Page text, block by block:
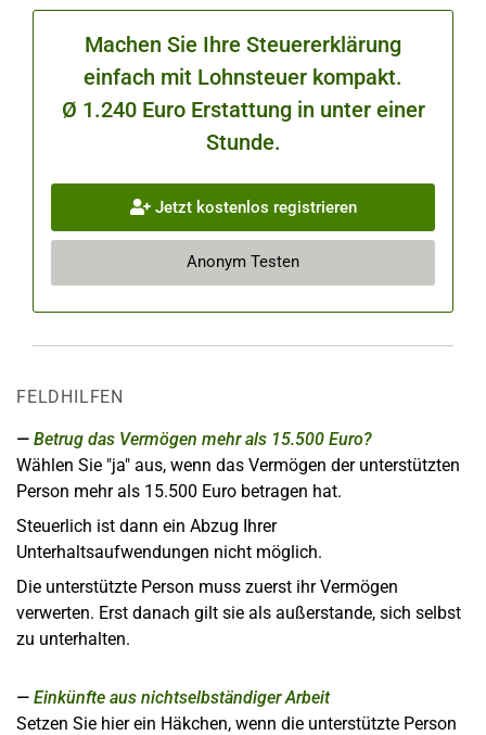
Machen Sie Ihre Steuererklärung
einfach mit Lohnsteuer kompakt.
Ø 1.240 Euro Erstattung in unter einer
Stunde.
Jetzt kostenlos registrieren
Anonym Testen
FELDHILFEN
Betrug das Vermögen mehr als 15.500 Euro?
Wählen Sie "ja" aus, wenn das Vermögen der unterstützten
Person mehr als 15.500 Euro betragen hat.
Steuerlich ist dann ein Abzug Ihrer
Unterhaltsaufwendungen nicht möglich.
Die unterstützte Person muss zuerst ihr Vermögen
verwerten. Erst danach gilt sie als außerstande, sich selbst
zu unterhalten.
Einkünfte aus nichtselbständiger Arbeit
Setzen Sie hier ein Häkchen, wenn die unterstützte Person